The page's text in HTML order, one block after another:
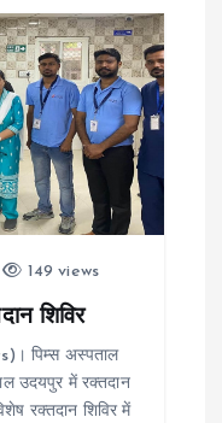
149 views
शिविर
पिम्स अस्पताल
उदयपुर में रक्तदान
रक्तदान शिविर में